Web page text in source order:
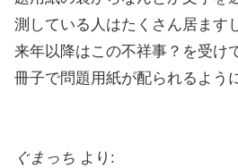
測している人はたくさん居ます
来年以降はこの不祥事？を受け
冊子で問題用紙が配られるよう
ぐまっち より: